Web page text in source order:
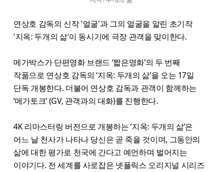
연상호 감독의 신작 '얼굴'과 그의 얼굴을 알린 초기작
'지옥: 두개의 삶'이 동시기에 극장 관객을 맞이한다.
메가박스가 단편영화 브랜드 ‘짧은영화’의 두 번째
작품으로 연상호 감독의 ‘지옥: 두개의 삶’을 오는 17일
단독 개봉한다. 더불어 연상호 감독과 관객이 함께하는
‘메가토크’ (GV, 관객과의 대화)를 진행한다.
4K 리마스터링 버전으로 개봉하는 ‘지옥: 두개의 삶’은
어느 날 천사가 나타나 당신은 곧 죽을 것이며, 그동안의
삶에 대한 평가로 천국에 간다고 예언하며 벌어지는
이야기다. 전 세계를 사로잡은 넷플릭스 오리지널 시리즈